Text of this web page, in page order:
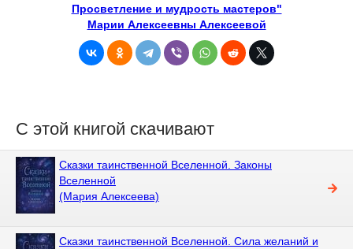
Просветление и мудрость мастеров"
Марии Алексеевны Алексеевой
С этой книгой скачивают
Сказки таинственной Вселенной. Законы
Вселенной
(Мария Алексеева)
Сказки таинственной Вселенной. Сила желаний и